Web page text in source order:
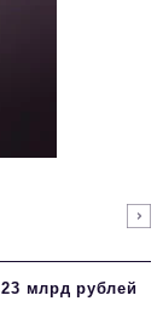
млрд рублей